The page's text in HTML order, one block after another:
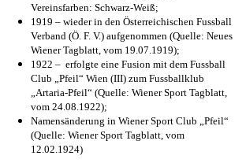
Vereinsfarben: Schwarz-Weiß;
1919 – wieder in den Österreichischen Fussball
Verband (Ö. F. V.) aufgenommen (Quelle: Neues
Wiener Tagblatt, vom 19.07.1919);
1922 – erfolgte eine Fusion mit dem Fussball
Club „Pfeil“ Wien (III) zum Fussballklub
„Artaria-Pfeil“ (Quelle: Wiener Sport Tagblatt,
vom 24.08.1922);
Namensänderung in Wiener Sport Club „Pfeil“
(Quelle: Wiener Sport Tagblatt, vom
12.02.1924)